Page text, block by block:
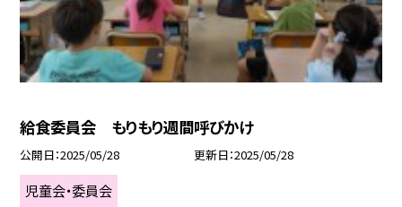
給食委員会 もりもり週間呼びかけ
公開日 2025/05/28 更新日 2025/05/28
児童会・委員会